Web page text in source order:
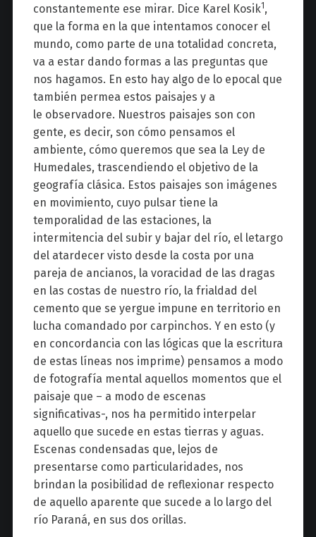
constantemente ese mirar. Dice Karel Kosik1 ,
que la forma en la que intentamos conocer el
mundo, como parte de una totalidad concreta,
va a estar dando formas a las preguntas que
nos hagamos. En esto hay algo de lo epocal que
también permea estos paisajes y a
le observadore. Nuestros paisajes son con
gente, es decir, son cómo pensamos el
ambiente, cómo queremos que sea la Ley de
Humedales, trascendiendo el objetivo de la
geografía clásica. Estos paisajes son imágenes
en movimiento, cuyo pulsar tiene la
temporalidad de las estaciones, la
intermitencia del subir y bajar del río, el letargo
del atardecer visto desde la costa por una
pareja de ancianos, la voracidad de las dragas
en las costas de nuestro río, la frialdad del
cemento que se yergue impune en territorio en
lucha comandado por carpinchos. Y en esto (y
en concordancia con las lógicas que la escritura
de estas líneas nos imprime) pensamos a modo
de fotografía mental aquellos momentos que el
paisaje que – a modo de escenas
significativas-, nos ha permitido interpelar
aquello que sucede en estas tierras y aguas.
Escenas condensadas que, lejos de
presentarse como particularidades, nos
brindan la posibilidad de reflexionar respecto
de aquello aparente que sucede a lo largo del
río Paraná, en sus dos orillas.